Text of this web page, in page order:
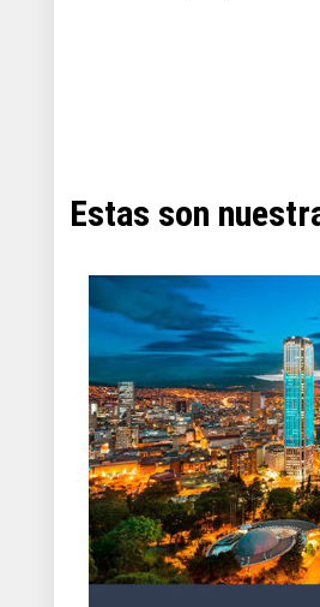
Estas son